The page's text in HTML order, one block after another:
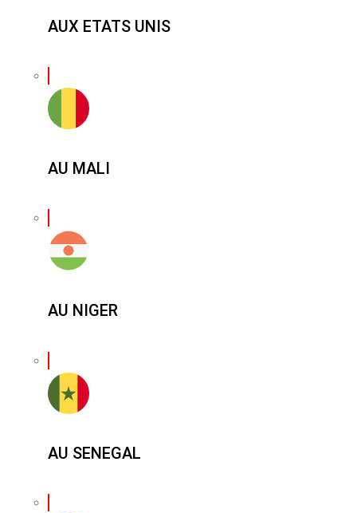
AUX ETATS UNIS
AU MALI
AU NIGER
AU SENEGAL